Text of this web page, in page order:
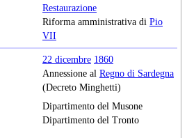
Restaurazione
Riforma amministrativa di Pio
VII
22 dicembre 1860
Annessione al Regno di Sardegna
(Decreto Minghetti)
Dipartimento del Musone
Dipartimento del Tronto